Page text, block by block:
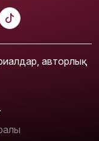
авторлық